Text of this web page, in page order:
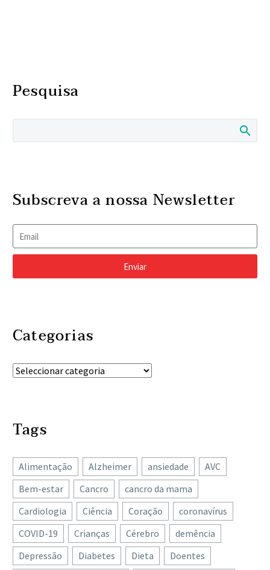
Pesquisa
Subscreva a nossa Newsletter
Enviar
Categorias
Tags
Alimentação Alzheimer ansiedade
AVC
Bem-estar
Cancro
cancro da mama
Cardiologia
Ciência Coração
coronavírus
COVID-19
Crianças Cérebro
demência
Depressão
Diabetes Dieta
Doentes